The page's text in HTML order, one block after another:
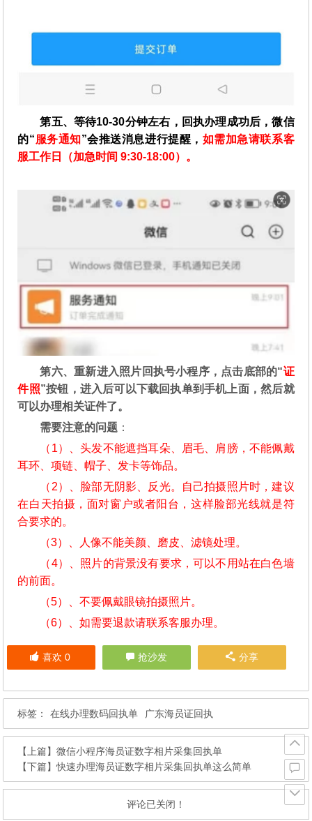
第五、等待10-30分钟左右，回执办理成功后，微信
的“服务通知”会推送消息进行提醒， 如需加急请联系客
服工作日（加急时间 9:30-18:00）。
第六、重新进入照片回执号小程序，点击底部的“证
件照”按钮，进入后可以下载回执单到手机上面，然后就
可以办理相关证件了。
需要注意的问题 ：
（1）、头发不能遮挡耳朵、眉毛、肩膀，不能佩戴
耳环、项链、帽子、发卡等饰品。
（2）、脸部无阴影、反光。自己拍摄照片时，建议
在白天拍摄，面对窗户或者阳台，这样脸部光线就是符
合要求的。
（3）、人像不能美颜、磨皮、滤镜处理。
（4）、照片的背景没有要求，可以不用站在白色墙
的前面。
（5）、不要佩戴眼镜拍摄照片。
（6）、如需要退款请联系客服办理。
喜欢 0 抢沙发 分享
标签： 在线办理数码回执单 广东海员证回执
【上篇】微信小程序海员证数字相片采集回执单
【下篇】快速办理海员证数字相片采集回执单这么简单
评论已关闭！